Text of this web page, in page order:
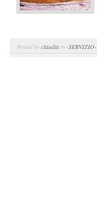
Posted byclaudia in -SERVIZIO-